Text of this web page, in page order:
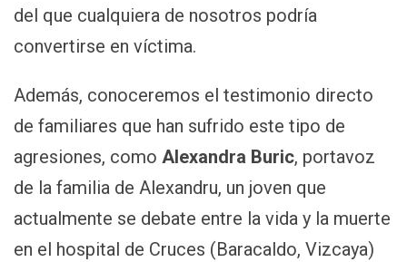
del que cualquiera de nosotros podría
convertirse en víctima.
Además, conoceremos el testimonio directo
de familiares que han sufrido este tipo de
agresiones, como Alexandra Buric, portavoz
de la familia de Alexandru, un joven que
actualmente se debate entre la vida y la muerte
en el hospital de Cruces (Baracaldo, Vizcaya)